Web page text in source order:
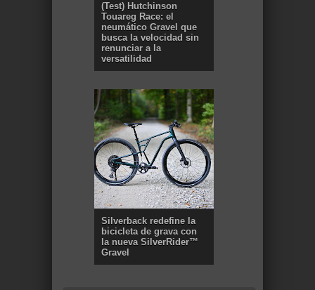
(Test) Hutchinson
Touareg Race: el
neumático Gravel que
busca la velocidad sin
renunciar a la
versatilidad
Silverback redefine la
bicicleta de grava con
la nueva SilverRider™
Gravel